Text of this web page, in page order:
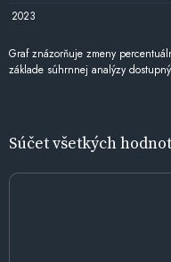
2023
Graf znázorňuje zmeny
základe súhrnnej analýzy
Súčet všetkých